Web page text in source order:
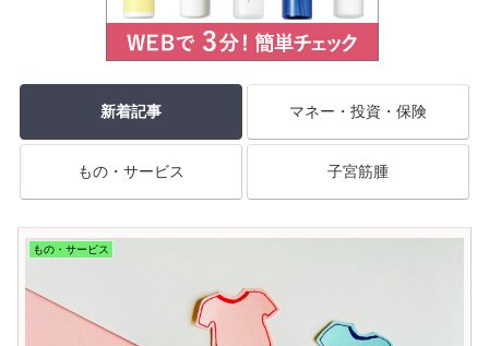
新着記事 マネー・投資・保険
もの・サービス 子宮筋腫
もの・サービス